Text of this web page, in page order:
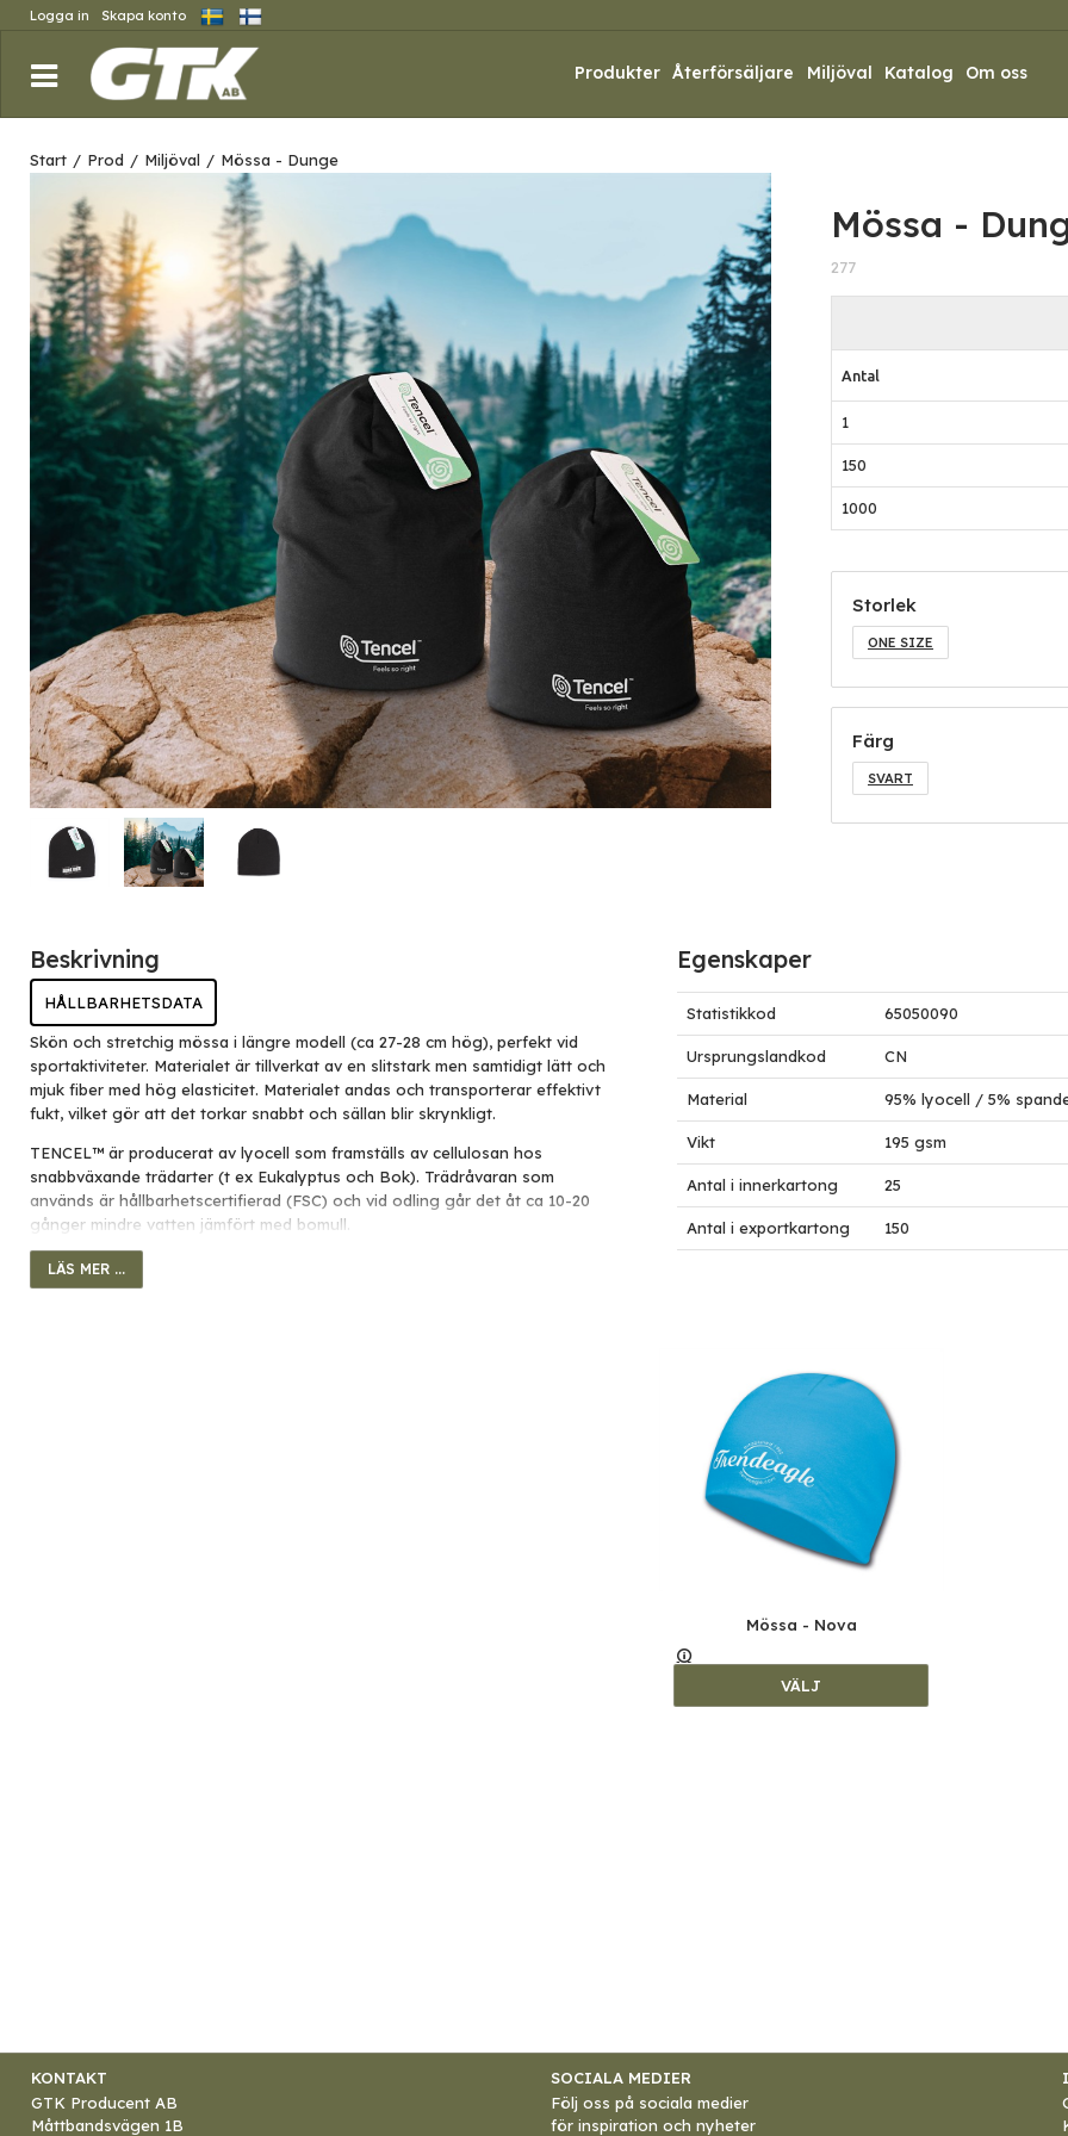
Logga in Skapa konto
Produkter Återförsäljare Miljöval Katalog Om oss
Start / Prod / Miljöval / Mössa - Dunge
Mössa -
277
Antal
1
150
1000
Storlek
ONE SIZE
Färg
SVART
Beskrivning
HÅLLBARHETSDATA
Skön och stretchig mössa i längre modell (ca 27-28 cm hög), perfekt vid
sportaktiviteter. Materialet är tillverkat av en slitstark men samtidigt lätt och
mjuk fiber med hög elasticitet. Materialet andas och transporterar effektivt
fukt, vilket gör att det torkar snabbt och sällan blir skrynkligt.
TENCEL™ är producerat av lyocell som framställs av cellulosan hos
snabbväxande trädarter (t ex Eukalyptus och Bok). Trädråvaran som
används är hållbarhetscertifierad (FSC) och vid odling går det åt ca 10-20
gånger mindre vatten jämfört med bomull.
Mössan lämpar sig för brodyr, etikett/märke eller transfertryck.
LÄS MER ...
Egenskaper
Statistikkod 65050090
Ursprungslandkod CN
Material 95% lyocell / 5%
Vikt 195 gsm
Antal i innerkartong 25
Antal i exportkartong 150
Mössa - Nova
VÄLJ
KONTAKT SOCIALA MEDIER
GTK Producent AB
Måttbandsvägen 1B
Följ oss på sociala medier
för inspiration och nyheter